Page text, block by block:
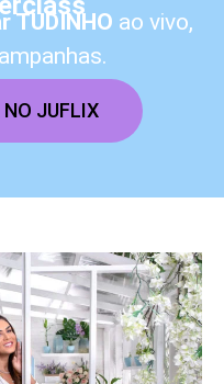
TUDINHO ao vivo,
NO JUFLIX